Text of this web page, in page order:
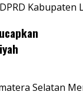
Selatan